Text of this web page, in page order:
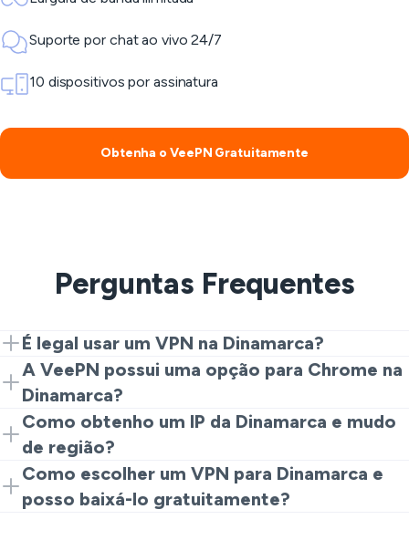
Suporte por chat ao vivo 24/7
10 dispositivos por assinatura
Obtenha o VeePN Gratuitamente
Perguntas Frequentes
É legal usar um VPN na Dinamarca?
Sim. É legal para privacidade e segurança. Atividades
ilegais continuam proibidas independentemente das
A VeePN possui uma opção para Chrome na
Dinamarca?
Sim. Você pode usar a opção VPN Chrome da
Dinamarca através de nossa extensão. É uma maneira
rápida de testar a extensão VPN Chrome da
Dinamarca antes de instalar aplicativos completos.
Como obtenho um IP da Dinamarca e mudo
de região?
Abra a extensão ou app, escolha Dinamarca e
conecte-se. É assim que você muda para o VPN da
Dinamarca para obter um IP VPN Dinamarca. Você
Como escolher um VPN para Dinamarca e
posso baixá-lo gratuitamente?